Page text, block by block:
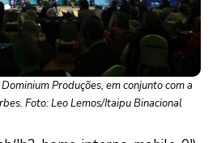
Produções, em conjunto com a
Foto: Leo Lemos/Itaipu Binacional